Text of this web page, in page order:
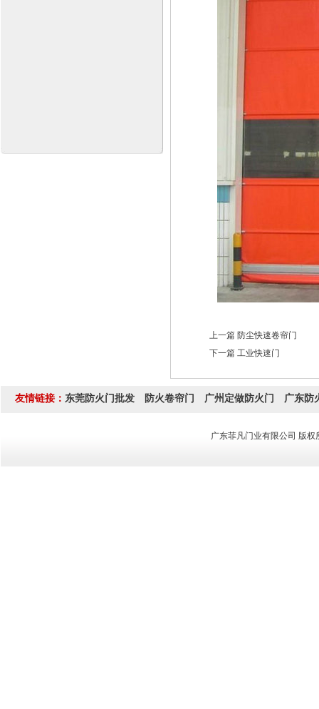
上一篇 防尘快速卷帘门
下一篇 工业快速门
友情链接： 东莞防火门批发 防火卷帘门 广州定做防火门 广东防
广东菲凡门业有限公司 版权